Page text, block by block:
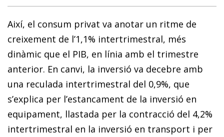
Així, el consum privat va anotar un ritme de
creixement de l’1,1% intertrimestral, més
dinàmic que el PIB, en línia amb el trimestre
anterior. En canvi, la inversió va decebre amb
una reculada intertrimestral del 0,9%, que
s’explica per l’estancament de la inversió en
equipament, llastada per la contracció del 4,2%
intertrimestral en la inversió en transport i per